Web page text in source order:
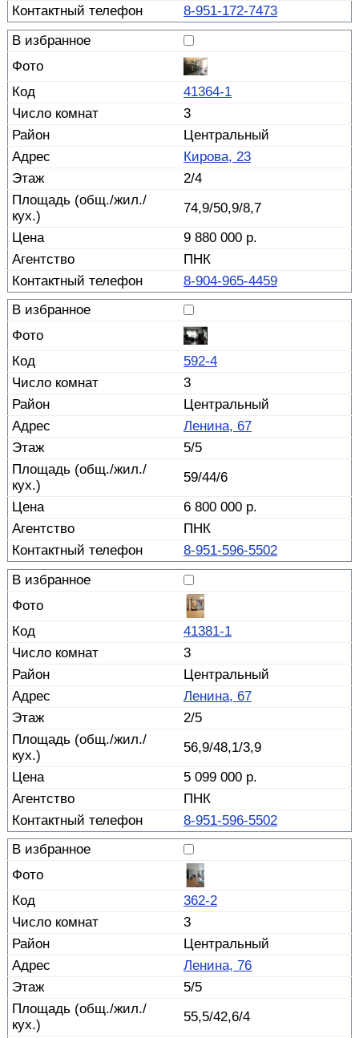
8-951-172-7473
41364-1
3
Центральный
Кирова, 23
2/4
74,9/50,9/8,7
9 880 000 р.
ПНК
8-904-965-4459
592-4
3
Центральный
Ленина, 67
5/5
59/44/6
6 800 000 р.
ПНК
8-951-596-5502
41381-1
3
Центральный
Ленина, 67
2/5
56,9/48,1/3,9
5 099 000 р.
ПНК
8-951-596-5502
362-2
3
Центральный
Ленина, 76
5/5
55,5/42,6/4